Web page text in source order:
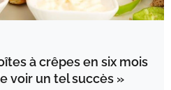
à crêpes en six mois
voir un tel succès »